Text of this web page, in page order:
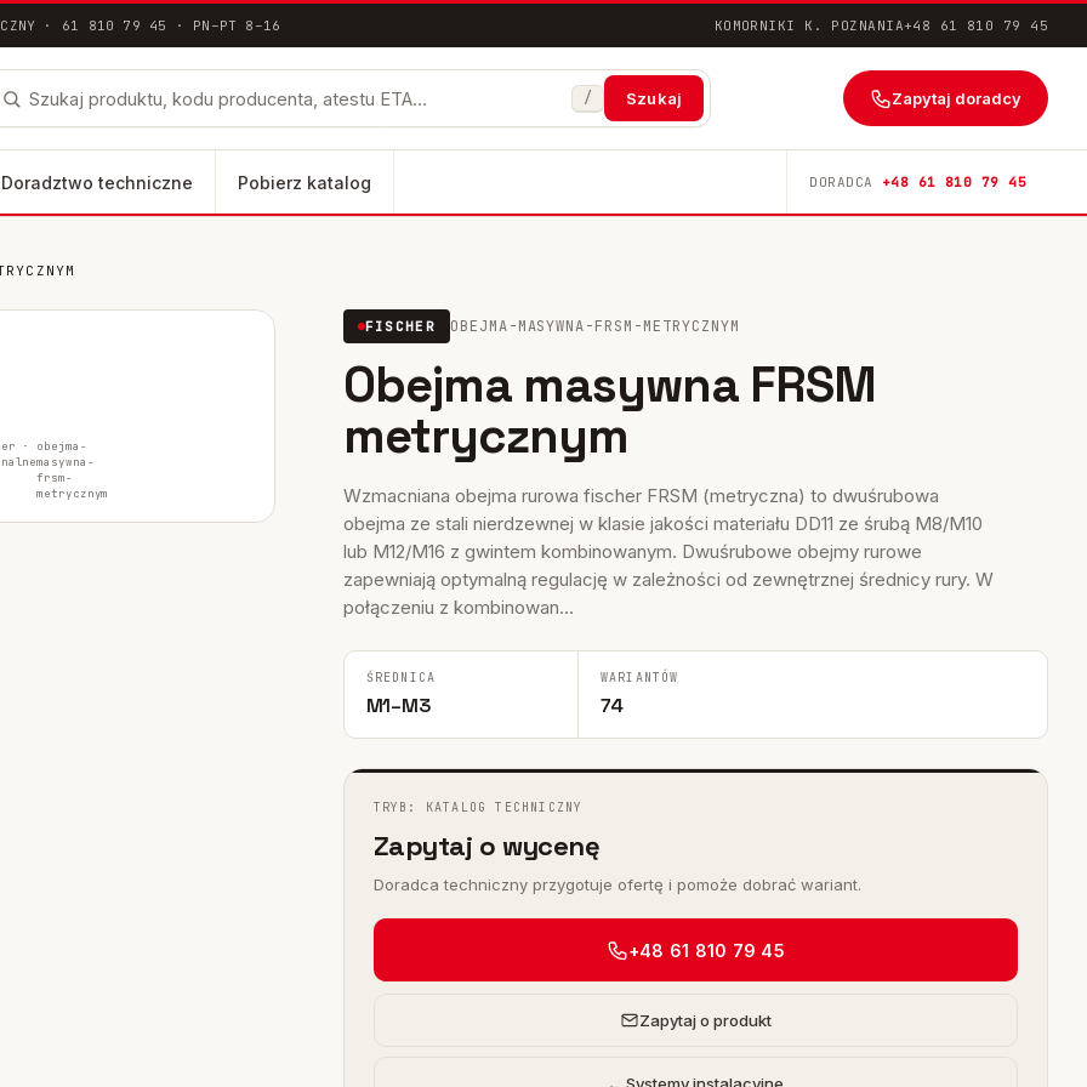
· 61 810 79 45 · PN–PT 8–16 KOMORNIKI K. POZNANIA+48 61 810 79 45
/ Szukaj Zapytaj doradcy
Doradztwo techniczne Pobierz katalog DORADCA +48 61 810 79 45
dokumentacja techniczna ETA / DoP
II-B
·
obejma-
masywna-
frsm-
metrycznym
FISCHER OBEJMA-MASYWNA-FRSM-METRYCZNYM
Obejma masywna FRSM
metrycznym
Wzmacniana obejma rurowa fischer FRSM (metryczna) to dwuśrubowa
obejma ze stali nierdzewnej w klasie jakości materiału DD11 ze śrubą M8/M10
lub M12/M16 z gwintem kombinowanym. Dwuśrubowe obejmy rurowe
zapewniają optymalną regulację w zależności od zewnętrznej średnicy rury. W
połączeniu z kombinowan...
ŚREDNICA
M1–M3
WARIANTÓW
74
TRYB: KATALOG TECHNICZNY
Zapytaj o wycenę
Doradca techniczny przygotuje ofertę i pomoże dobrać wariant.
+48 61 810 79 45
Zapytaj o produkt
← Systemy instalacyjne